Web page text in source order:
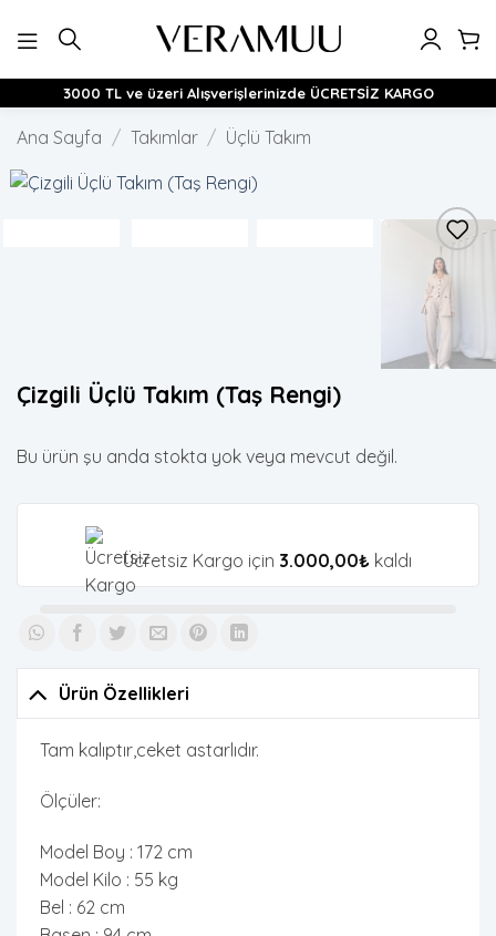
atla
3000 TL ve üzeri Alışverişlerinizde ÜCRETSİZ KARGO
Ana Sayfa / Takımlar / Üçlü Takım
Çizgili Üçlü Takım (Taş Rengi)
Bu ürün şu anda stokta yok veya mevcut değil.
Ücretsiz Kargo için 3.000,00₺kaldı
Ürün Özellikleri
Tam kalıptır,ceket astarlıdır.
Ölçüler:
Model Boy : 172 cm
Model Kilo : 55 kg
Bel : 62 cm